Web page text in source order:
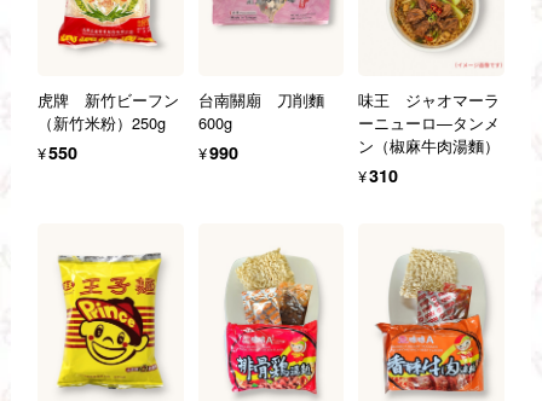
虎牌 新竹ビーフン
（新竹米粉）250g
¥550
台南關廟 刀削麵
600g
¥990
味王 ジャオマーラ
ーニューロ—タンメ
ン（椒麻牛肉湯麵）
¥310